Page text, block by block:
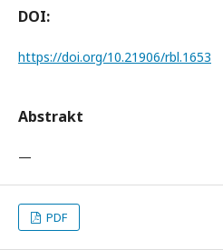
DOI:
https://doi.org/10.21906/rbl.1653
Abstrakt
—
PDF